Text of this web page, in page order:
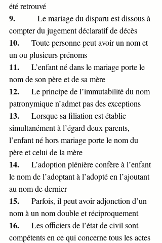
été retrouvé
9. Le mariage du disparu est dissous à
compter du jugement déclaratif de décès
10. Toute personne peut avoir un nom et
un ou plusieurs prénoms
11. L’enfant né dans le mariage porte le
nom de son père et de sa mère
12. Le principe de l’immutabilité du nom
patronymique n’admet pas des exceptions
13. Lorsque sa filiation est établie
simultanément à l’égard deux parents,
l’enfant né hors mariage porte le nom du
père et celui de la mère
14. L’adoption plénière confère à l’enfant
le nom de l’adoptant à l’adopté en l’ajoutant
au nom de dernier
15. Parfois, il peut avoir adjonction d’un
nom à un nom double et réciproquement
16. Les officiers de l’état de civil sont
compétents en ce qui concerne tous les actes